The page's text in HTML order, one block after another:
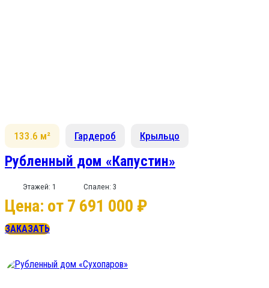
133.6 м² Гардероб Крыльцо
Рубленный дом «Капустин»
Этажей: 1 Спален: 3
Цена: от 7 691 000 ₽
ЗАКАЗАТЬ